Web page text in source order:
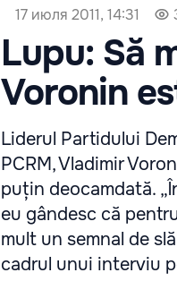
17 июля 2011, 14:31
Lupu: Să
Voronin
Liderul Partidului
PCRM, Vladimir
puțin deocamdată.
eu gândesc că
mult un semnal de
cadrul unui interviu